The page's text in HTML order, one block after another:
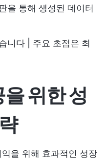
을 통해 생성된 데이터
니다 | 주요 초점은 최
위한 성
을 위해 효과적인 성장